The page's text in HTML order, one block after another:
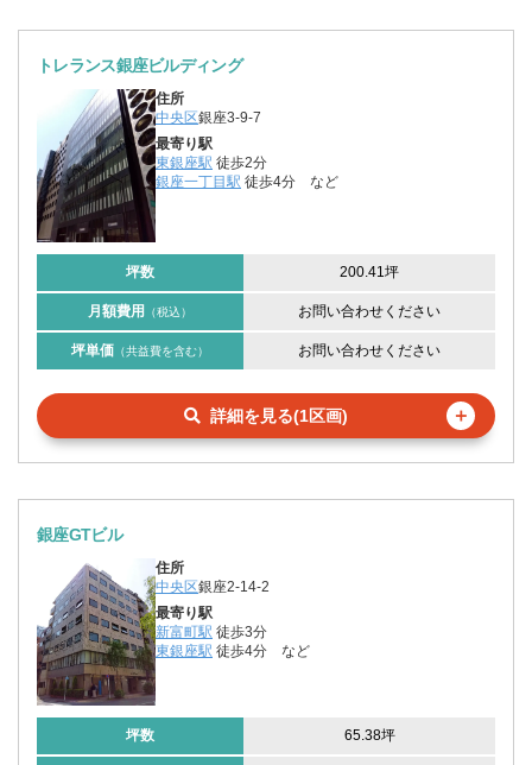
トレランス銀座ビルディング
住所
中央区銀座3-9-7
最寄り駅
東銀座駅 徒歩2分
銀座一丁目駅 徒歩4分 など
坪数 200.41坪
月額費用 （税込） お問い合わせください
坪単価 （共益費を含む） お問い合わせください
詳細を見る(1区画) ＋
銀座GTビル
住所
中央区銀座2-14-2
最寄り駅
新富町駅 徒歩3分
東銀座駅 徒歩4分 など
坪数 65.38坪